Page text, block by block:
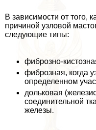
В зависимости от того,
причиной узловой
следующие типы:
фиброзно-
фиброзная, когда
определенном
дольковая
соединительной
железы.